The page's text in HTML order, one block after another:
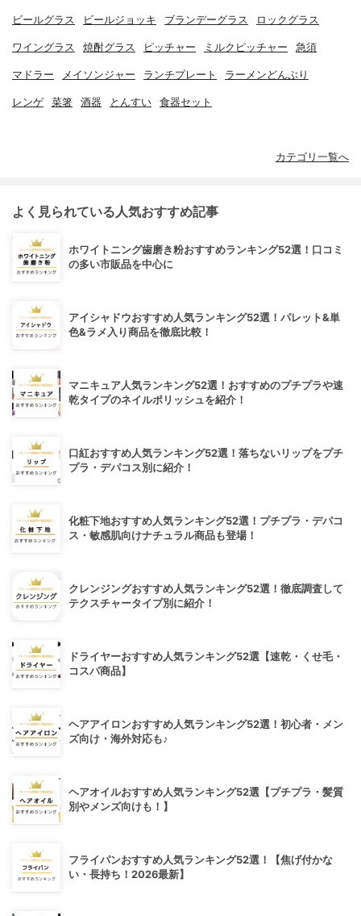
ビールグラス ビールジョッキ ブランデーグラス ロックグラス
ワイングラス 焼酎グラス ピッチャー ミルクピッチャー 急須
マドラー メイソンジャー ランチプレート ラーメンどんぶり
レンゲ 菜箸 酒器 とんすい 食器セット
カテゴリ一覧へ
よく見られている人気おすすめ記事
ホワイトニング歯磨き粉おすすめランキング52選！口コミ
の多い市販品を中心に
アイシャドウおすすめ人気ランキング52選！パレット&単
色&ラメ入り商品を徹底比較！
マニキュア人気ランキング52選！おすすめのプチプラや速
乾タイプのネイルポリッシュを紹介！
口紅おすすめ人気ランキング52選！落ちないリップをプチ
プラ・デパコス別に紹介！
化粧下地おすすめ人気ランキング52選！プチプラ・デパコ
ス・敏感肌向けナチュラル商品も登場！
クレンジングおすすめ人気ランキング52選！徹底調査して
テクスチャータイプ別に紹介！
ドライヤーおすすめ人気ランキング52選【速乾・くせ毛・
コスパ商品】
ヘアアイロンおすすめ人気ランキング52選！初心者・メン
ズ向け・海外対応も♪
ヘアオイルおすすめ人気ランキング52選【プチプラ・髪質
別やメンズ向けも！】
フライパンおすすめ人気ランキング52選！【焦げ付かな
い・長持ち！2026最新】